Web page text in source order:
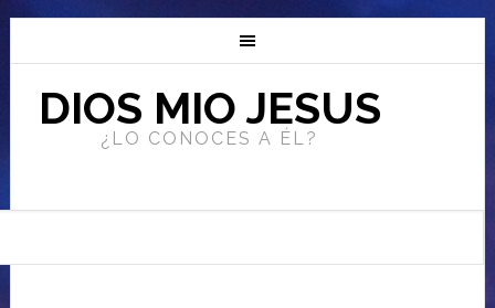
DIOS MIO JESUS
¿LO CONOCES A ÉL?